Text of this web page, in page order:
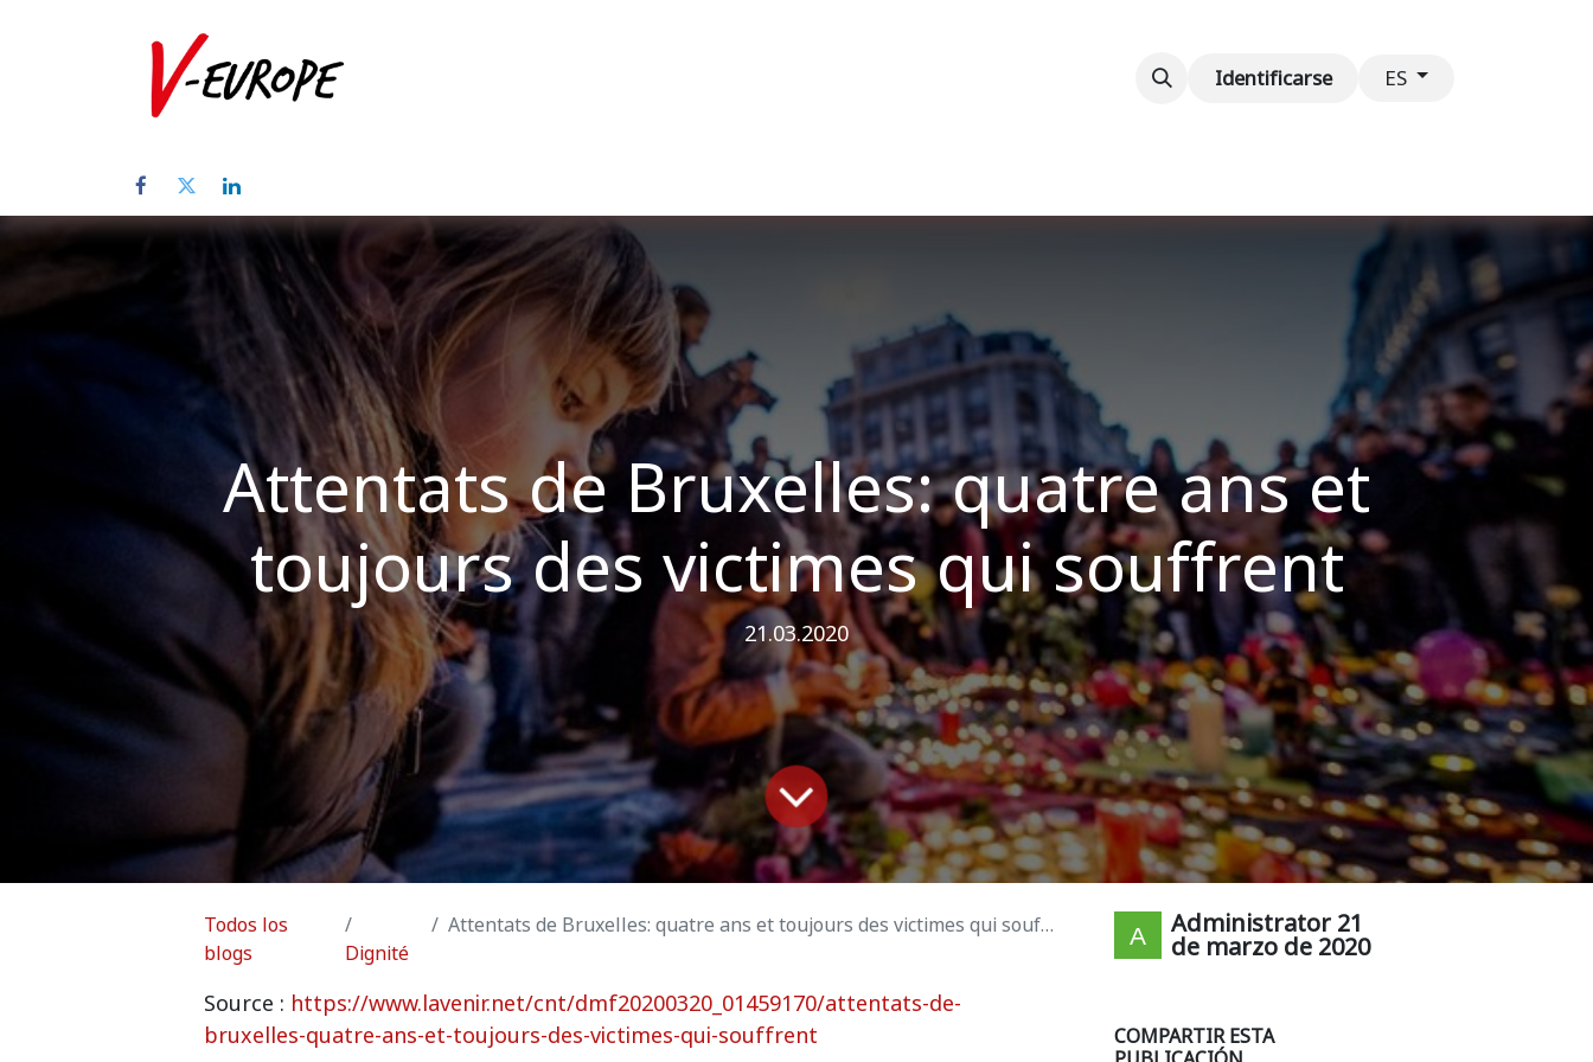
ContáctenosIdentificarse ES
Attentats de Bruxelles: quatre ans et
toujours des victimes qui souffrent
21.03.2020
Todos los
blogs
Dignité
Attentats de Bruxelles: quatre ans et toujours des victimes qui souffrent
Source : https://www.lavenir.net/cnt/dmf20200320_01459170/attentats-de-
bruxelles-quatre-ans-et-toujours-des-victimes-qui-souffrent
Administrator 21
de marzo de 2020
COMPARTIR ESTA